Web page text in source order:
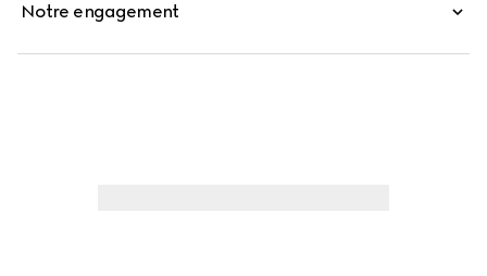
Notre engagement